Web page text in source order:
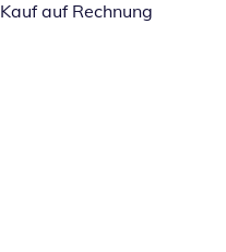
Kauf auf Rechnung